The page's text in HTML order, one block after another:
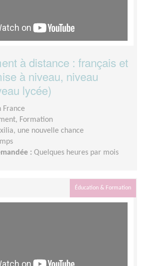
à distance : français et
à niveau, niveau
lycée)
France
Formation
une nouvelle chance
: Quelques heures par mois
Éducation & Formation